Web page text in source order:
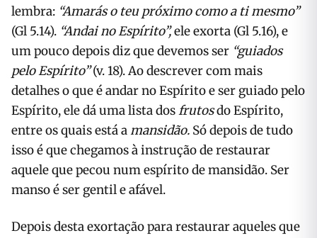
lembra: “Amarás o teu próximo como a ti mesmo”
(Gl 5.14). “Andai no Espírito”,ele exorta (Gl 5.16), e
um pouco depois diz que devemos ser “guiados
pelo Espírito”(v. 18). Ao descrever com mais
detalhes o que é andar no Espírito e ser guiado pelo
Espírito, ele dá uma lista dosfrutosdo Espírito,
entre os quais está amansidão. Só depois de tudo
isso é que chegamos à instrução de restaurar
aquele que pecou num espírito de mansidão. Ser
manso é ser gentil e afável.
Depois desta exortação para restaurar aqueles que